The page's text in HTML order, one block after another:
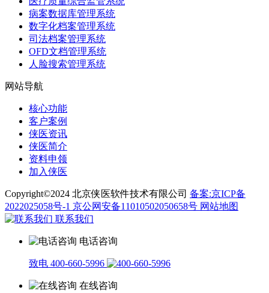
病案数据库管理系统
数字化档案管理系统
司法档案管理系统
OFD文档管理系统
人脸搜索管理系统
网站导航
核心功能
客户案例
侠医资讯
侠医简介
资料申领
加入侠医
Copyright©2024 北京侠医软件技术有限公司 备案:京ICP备
2022025058号-1 京公网安备11010502050658号 网站地图
联系我们
电话咨询
致电 400-660-5996
在线咨询